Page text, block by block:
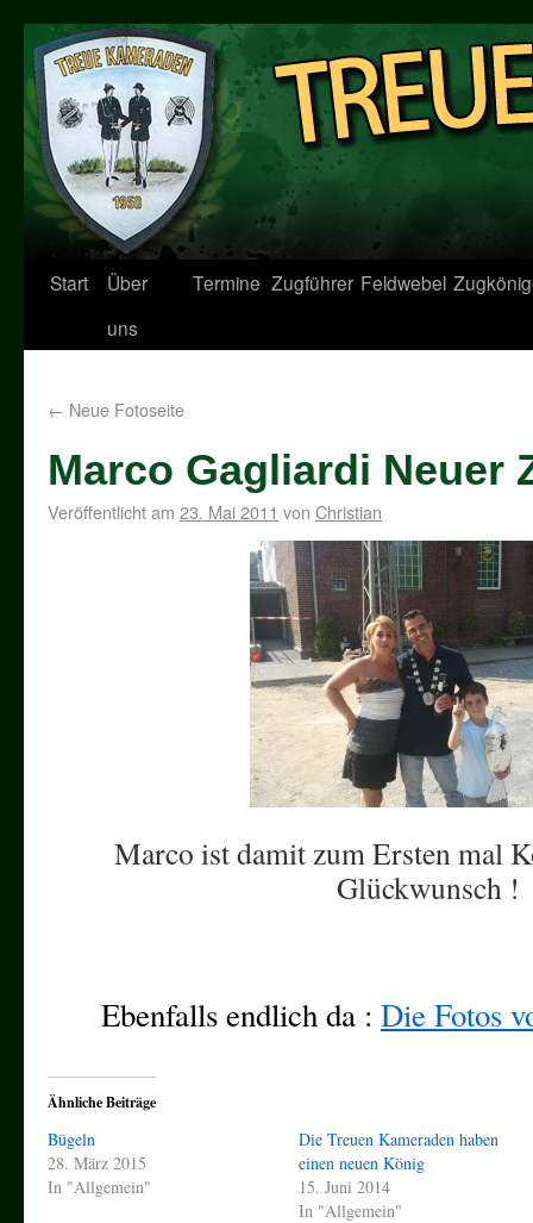
Start
Über
uns
Termine Zugführer Feldwebel
← Neue Fotoseite
Marco Gagliardi Neuer
Veröffentlicht am 23. Mai 2011 von Christian
Marco ist damit zum Ersten mal
Glückwunsch !
Ebenfalls endlich da : Die Fotos
Ähnliche Beiträge
Bügeln
28. März 2015
In "Allgemein"
Die Treuen Kameraden haben
einen neuen König
15. Juni 2014
In "Allgemein"